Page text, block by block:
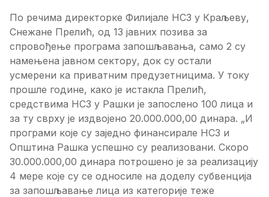
По речима директорке Филијале НСЗ у Краљеву,
Снежане Прелић, од 13 јавних позива за
спровођење програма запошљавања, само 2 су
намењена јавном сектору, док су остали
усмерени ка приватним предузетницима. У току
прошле године, како је истакла Прелић,
средствима НСЗ у Рашки је запослено 100 лица и
за ту сврху је издвојено 20.000.000,00 динара. „И
програми које су заједно финансирале НСЗ и
Општина Рашка успешно су реализовани. Скоро
30.000.000,00 динара потрошено је за реализацију
4 мере које су се односиле на доделу субвенција
за запошљавање лица из категорије теже